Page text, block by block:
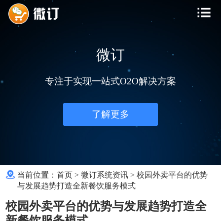
微订
专注于实现一站式O2O解决方案
了解更多
当前位置：首页 >微订系统资讯 >校园外卖平台的优势
与发展趋势打造全新餐饮服务模式
校园外卖平台的优势与发展趋势打造全